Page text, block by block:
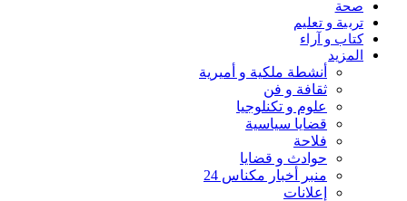
صحة
تربية و تعليم
كتاب و آراء
المزيد
أنشطة ملكية و أميرية
ثقافة و فن
علوم و تكنلوجيا
قضايا سياسية
فلاحة
حوادث و قضايا
منبر أخبار مكناس 24
إعلانات